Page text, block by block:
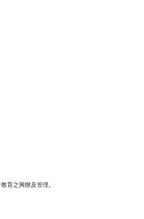
育之興辦及管理。